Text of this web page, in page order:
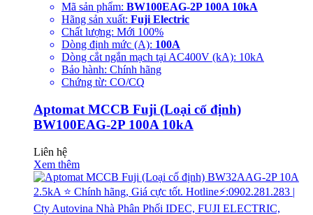
Mã sản phẩm: BW100EAG-2P 100A 10kA
Hãng sản xuất: Fuji Electric
Chất lượng: Mới 100%
Dòng định mức (A): 100A
Dòng cắt ngắn mạch tại AC400V (kA): 10kA
Bảo hành: Chính hãng
Chứng từ: CO/CQ
Aptomat MCCB Fuji (Loại cố định)
BW100EAG-2P 100A 10kA
Liên hệ
Xem thêm